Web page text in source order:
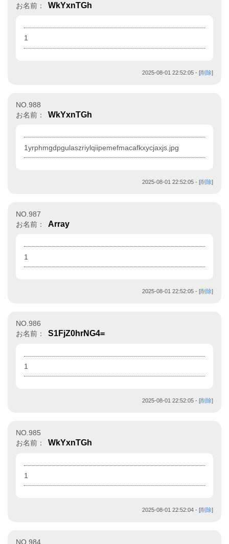
お名前：
WkYxnTGh
1
2025-08-01 22:52:05 - [削除]
NO.988
お名前：
WkYxnTGh
1yrphmgdpgulaszriylqiipemefmacafkxycjaxjs.jpg
2025-08-01 22:52:05 - [削除]
NO.987
お名前：
Array
1
2025-08-01 22:52:05 - [削除]
NO.986
お名前：
S1FjZ0hrNG4=
1
2025-08-01 22:52:05 - [削除]
NO.985
お名前：
WkYxnTGh
1
2025-08-01 22:52:04 - [削除]
NO.984